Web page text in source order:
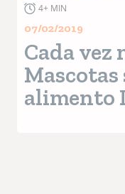
4+ MIN
07/02/2019
Cada vez
Mascotas
alimento